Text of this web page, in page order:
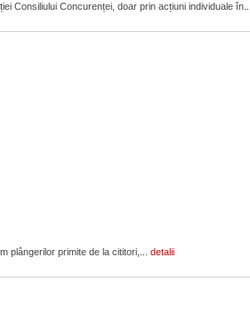
Consiliului Concurenței, doar prin acțiuni individuale în...
plângerilor primite de la cititori,... detalii